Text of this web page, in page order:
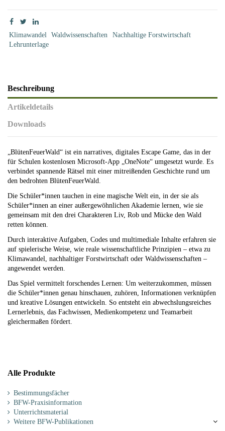
Klimawandel Waldwissenschaften
Nachhaltige Forstwirtschaft
Lehrunterlage
Beschreibung
Artikeldetails
Downloads
„BlütenFeuerWald“ ist ein narratives, digitales Escape Game, das in der
für Schulen kostenlosen Microsoft-App „OneNote“ umgesetzt wurde. Es
verbindet spannende Rätsel mit einer mitreißenden Geschichte rund um
den bedrohten BlütenFeuerWald.
Die Schüler*innen tauchen in eine magische Welt ein, in der sie als
Schüler*innen an einer außergewöhnlichen Akademie lernen, wie sie
gemeinsam mit den drei Charakteren Liv, Rob und Mücke den Wald
retten können.
Durch interaktive Aufgaben, Codes und multimediale Inhalte erfahren sie
auf spielerische Weise, wie reale wissenschaftliche Prinzipien – etwa zu
Klimawandel, nachhaltiger Forstwirtschaft oder Waldwissenschaften –
angewendet werden.
Das Spiel vermittelt forschendes Lernen: Um weiterzukommen, müssen
die Schüler*innen genau hinschauen, zuhören, Informationen verknüpfen
und kreative Lösungen entwickeln. So entsteht ein abwechslungsreiches
Lernerlebnis, das Fachwissen, Medienkompetenz und Teamarbeit
gleichermaßen fördert.
Alle Produkte
Bestimmungsfächer
BFW-Praxisinformation
Unterrichtsmaterial
Weitere BFW-Publikationen